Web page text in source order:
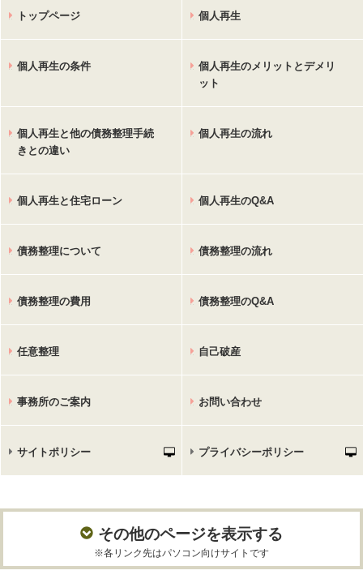
トップページ 個人再生
個人再生の条件
個人再生のメリットとデメリ
ット
個人再生と他の債務整理手続
きとの違い
個人再生の流れ
個人再生と住宅ローン 個人再生のQ&A
債務整理について 債務整理の流れ
債務整理の費用 債務整理のQ&A
任意整理 自己破産
事務所のご案内 お問い合わせ
サイトポリシー プライバシーポリシー
その他のページを表示する
※各リンク先はパソコン向けサイトです